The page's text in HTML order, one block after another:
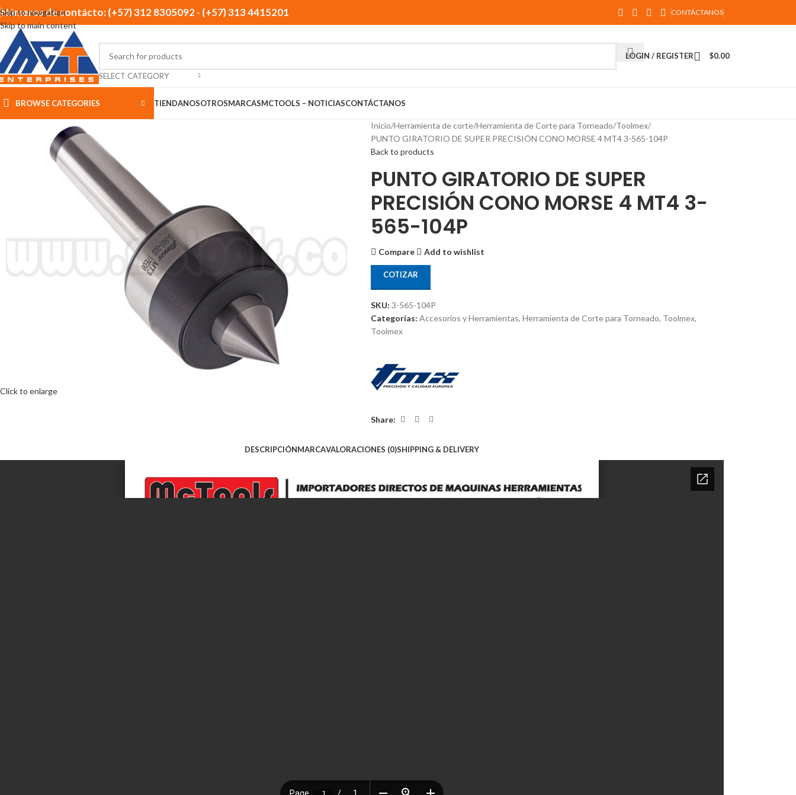
Skip to navigation
Skip to main content
Números de contácto: (+57) 312 8305092 - (+57) 313 4415201 CONTÁCTANOS
SELECT CATEGORY
LOGIN / REGISTER $0.00
BROWSE CATEGORIES TIENDANOSOTROSMARCASMCTOOLS – NOTICIASCONTÁCTANOS
Click to enlarge
Inicio Herramienta de corte Herramienta de Corte para Torneado Toolmex
PUNTO GIRATORIO DE SUPER PRECISIÓN CONO MORSE 4 MT4 3-565-104P
Back to products
PUNTO GIRATORIO DE SUPER
PRECISIÓN CONO MORSE 4 MT4 3-
565-104P
Compare Add to wishlist
COTIZAR
SKU: 3-565-104P
Categorías: Accesorios y Herramientas, Herramienta de Corte para Torneado, Toolmex,
Toolmex
Share:
DESCRIPCIÓNMARCAVALORACIONES (0)SHIPPING & DELIVERY